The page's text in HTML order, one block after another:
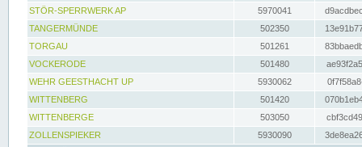
STÖR-SPERRWERK AP 5970041
TANGERMÜNDE
502350
TORGAU
501261
VOCKERODE
501480
WEHR GEESTHACHT UP
5930062
WITTENBERG
501420
WITTENBERGE
503050
ZOLLENSPIEKER
5930090